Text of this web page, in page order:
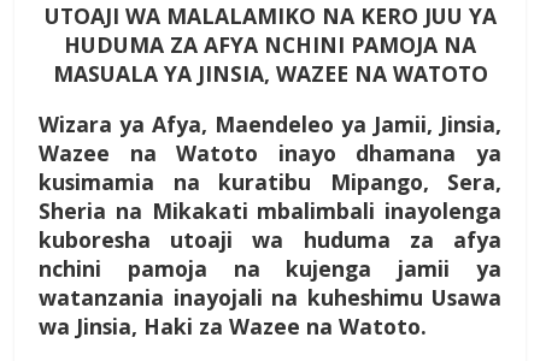
UTOAJI WA MALALAMIKO NA KERO JUU YA
HUDUMA ZA AFYA NCHINI PAMOJA NA
MASUALA YA JINSIA, WAZEE NA WATOTO
Wizara ya Afya, Maendeleo ya Jamii, Jinsia,
Wazee na Watoto inayo dhamana ya
kusimamia na kuratibu Mipango, Sera,
Sheria na Mikakati mbalimbali inayolenga
kuboresha utoaji wa huduma za afya
nchini pamoja na kujenga jamii ya
watanzania inayojali na kuheshimu Usawa
wa Jinsia, Haki za Wazee na Watoto.